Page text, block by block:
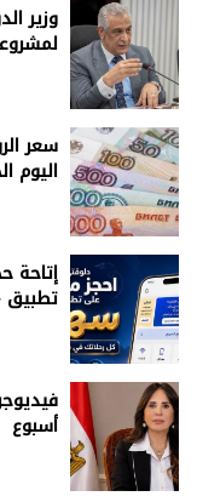
وزير
سعر
اليوم
إتاحة
أسبوع